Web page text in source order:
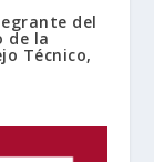
del
de la
Técnico,